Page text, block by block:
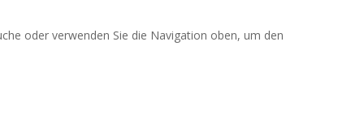
oder verwenden Sie die Navigation oben, um den